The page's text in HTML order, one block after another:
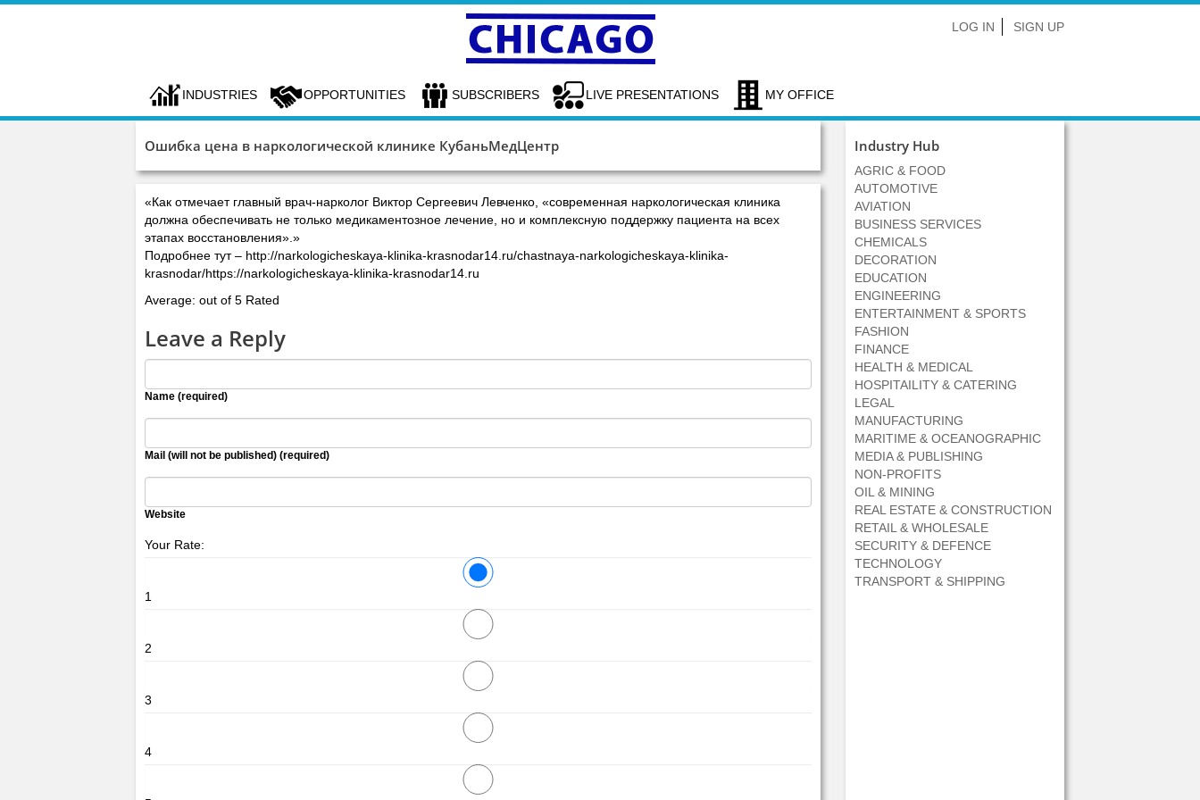
LOG IN SIGN UP
INDUSTRIES OPPORTUNITIES SUBSCRIBERS LIVE PRESENTATIONS MY OFFICE
Ошибка цена в наркологической клинике КубаньМедЦентр
«Как отмечает главный врач-нарколог Виктор Сергеевич Левченко, «современная наркологическая клиника
должна обеспечивать не только медикаментозное лечение, но и комплексную поддержку пациента на всех
этапах восстановления».»
Подробнее тут – http://narkologicheskaya-klinika-krasnodar14.ru/chastnaya-narkologicheskaya-klinika-
krasnodar/https://narkologicheskaya-klinika-krasnodar14.ru
Average: out of 5 Rated
Leave a Reply
Name (required)
Mail (will not be published) (required)
Website
Your Rate:
1
2
3
4
Industry Hub
AGRIC & FOOD
AUTOMOTIVE
AVIATION
BUSINESS SERVICES
CHEMICALS
DECORATION
EDUCATION
ENGINEERING
ENTERTAINMENT & SPORTS
FASHION
FINANCE
HEALTH & MEDICAL
HOSPITAILITY & CATERING
LEGAL
MANUFACTURING
MARITIME & OCEANOGRAPHIC
MEDIA & PUBLISHING
NON-PROFITS
OIL & MINING
REAL ESTATE & CONSTRUCTION
RETAIL & WHOLESALE
SECURITY & DEFENCE
TECHNOLOGY
TRANSPORT & SHIPPING